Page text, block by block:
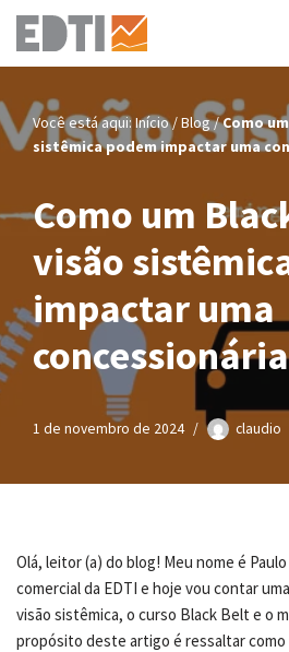
Pular
conteúdo
Você está aqui:Início/Blog/Como
sistêmica podem impactar uma
Como um
visão
impactar uma
1 de novembro de 2024 claudio
Olá, leitor (a) do blog! Meu nome é
comercial da EDTI e hoje vou contar
visão sistêmica, o curso Black Belt e o
propósito deste artigo é ressaltar como